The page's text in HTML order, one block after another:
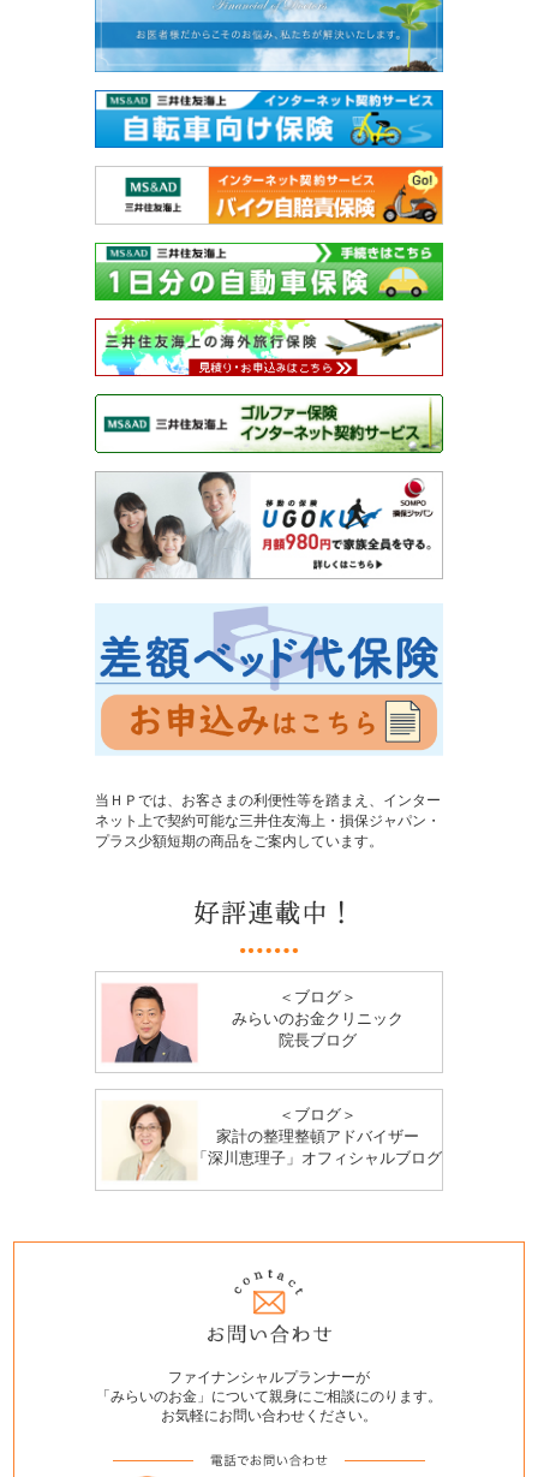
当ＨＰでは、お客さまの利便性等を踏まえ、インター
ネット上で契約可能な三井住友海上・損保ジャパン・
プラス少額短期の商品をご案内しています。
＜ブログ＞
みらいのお金クリニック
院長ブログ
＜ブログ＞
家計の整理整頓アドバイザー
「深川恵理子」オフィシャルブログ
ファイナンシャルプランナーが
「みらいのお金」について親身にご相談にのります。
お気軽にお問い合わせください。